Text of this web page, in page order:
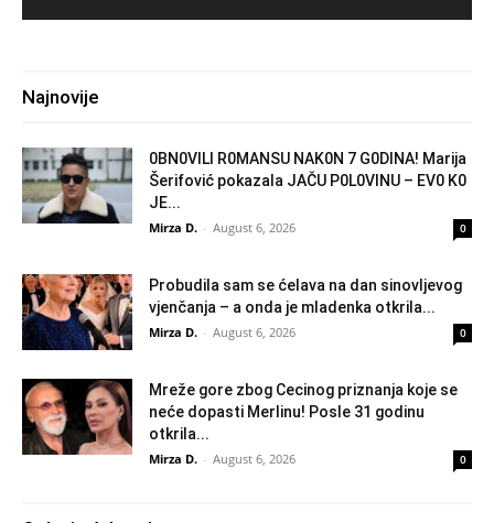
Najnovije
0BN0VlLl R0MANSU NAK0N 7 G0DlNA! Marija
Šerifović pokazala JAČU P0L0VINU – EV0 K0
JE...
Mirza D. - August 6, 2026 0
Probudila sam se ćelava na dan sinovljevog
vjenčanja – a onda je mladenka otkrila...
Mirza D. - August 6, 2026 0
Mreže gore zbog Cecinog priznanja koje se
neće dopasti Merlinu! Posle 31 godinu
otkrila...
Mirza D. - August 6, 2026 0